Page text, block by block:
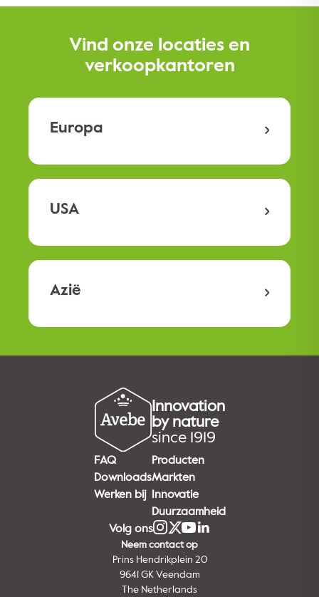
Vind onze locaties en
verkoopkantoren
Europa
USA
Azië
Innovation
by nature
since 1919
FAQ
Downloads
Werken bij
Producten
Markten
Innovatie
Duurzaamheid
Volg ons
Neem contact op
Prins Hendrikplein 20
9641 GK Veendam
The Netherlands